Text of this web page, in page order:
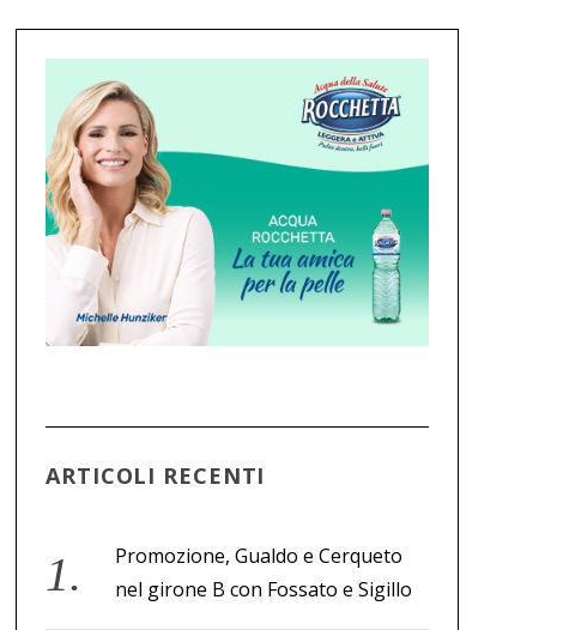
ARTICOLI RECENTI
Promozione, Gualdo e Cerqueto
nel girone B con Fossato e Sigillo